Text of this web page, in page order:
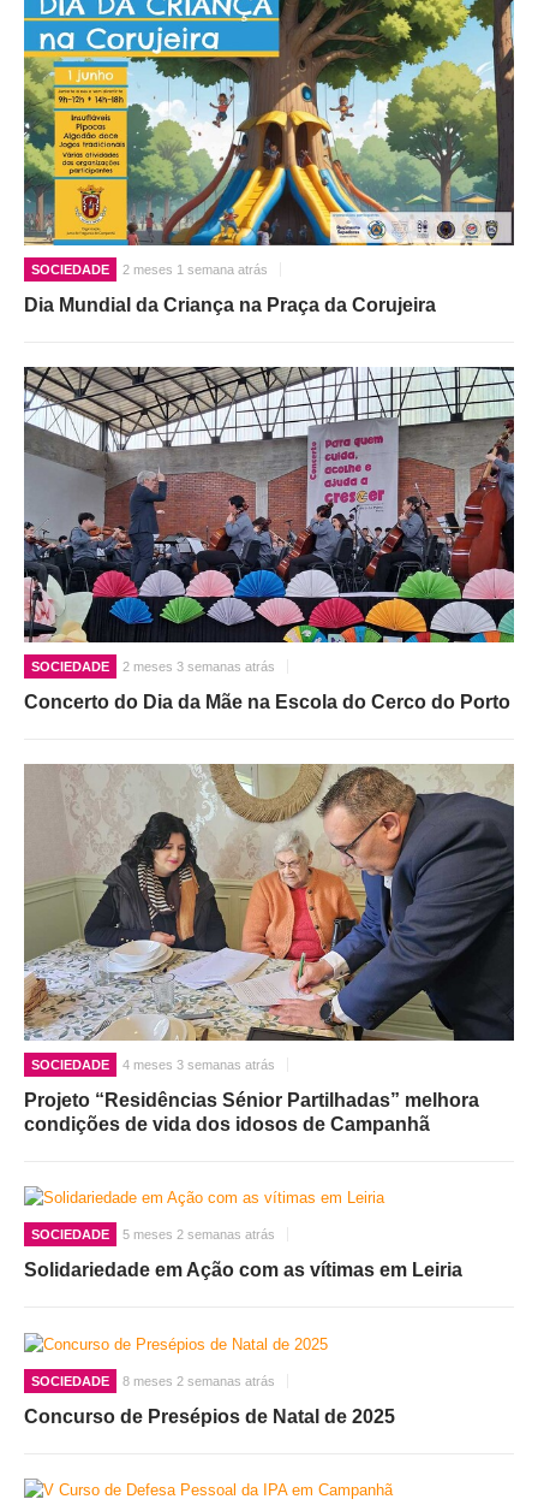
SOCIEDADE 2 meses 1 semana atrás
Dia Mundial da Criança na Praça da Corujeira
SOCIEDADE 2 meses 3 semanas atrás
Concerto do Dia da Mãe na Escola do Cerco do Porto
SOCIEDADE 4 meses 3 semanas atrás
Projeto “Residências Sénior Partilhadas” melhora
condições de vida dos idosos de Campanhã
SOCIEDADE 5 meses 2 semanas atrás
Solidariedade em Ação com as vítimas em Leiria
SOCIEDADE 8 meses 2 semanas atrás
Concurso de Presépios de Natal de 2025